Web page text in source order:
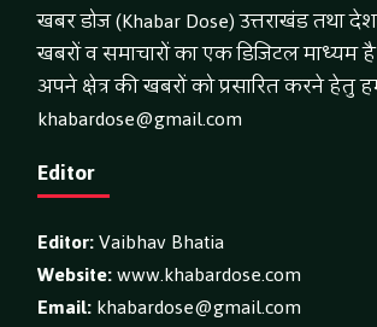
खबर डोज (Khabar Dose) उत्तराखंड तथा
खबरों व समाचारों का एक डिजिटल माध्यम
अपने क्षेत्र की खबरों को प्रसारित करने
khabardose@gmail.com
Editor
Editor:Vaibhav Bhatia
Website:www.khabardose.com
Email:khabardose@gmail.com